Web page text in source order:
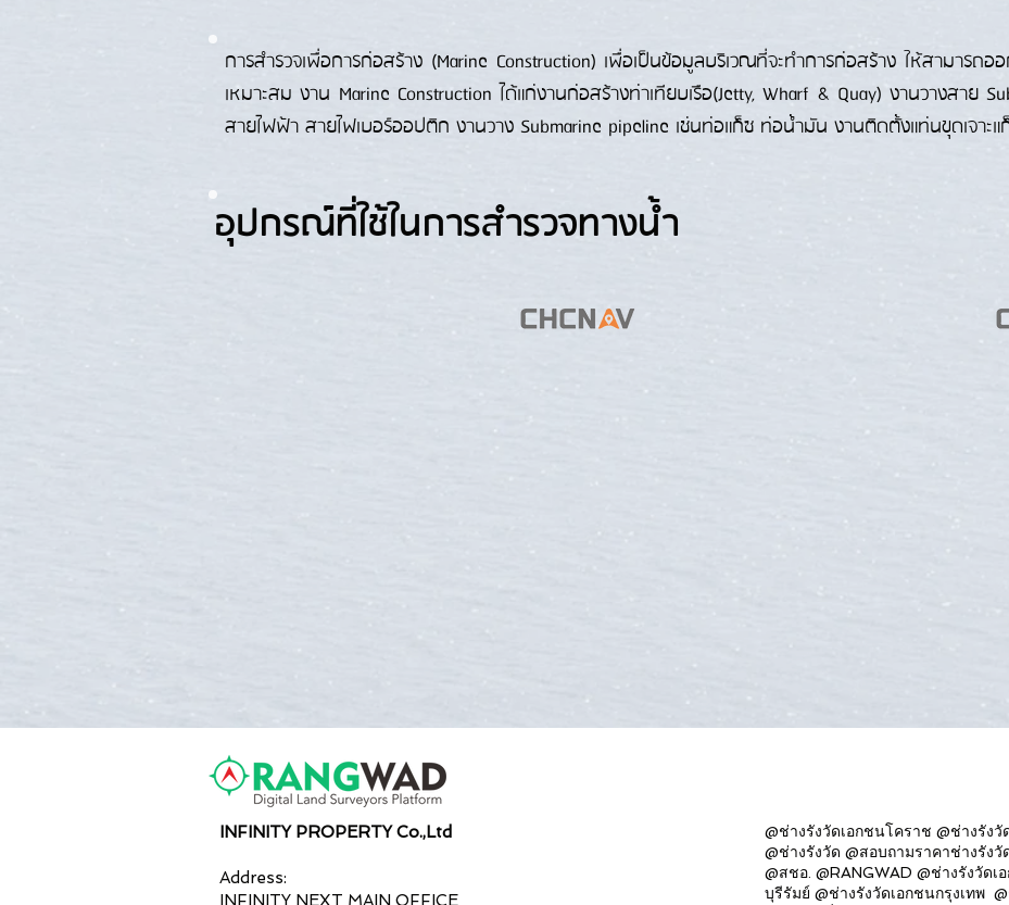
การสำรวจเพื่อการก่อสร้าง (Marine Construction) เพื่อเป็นข้อมูลบริเวณที่จะทำการก่อสร้าง ให้สามารถ
เหมาะสม งาน Marine Construction ได้แก่งานก่อสร้างท่าเทียบเรือ(Jetty, Wharf & Quay) งานวางสาย
สายไฟฟ้า สายไฟเบอร์ออปติก งานวาง Submarine pipeline เช่นท่อแก็ซ ท่อน้ำมัน งานติดตั้งแท่นขุดเจาะแ
อุปกรณ์ที่ใช้ในการสำรวจทางน้ำ
INFINITY PROPERTY Co.,Ltd
Address:
INFINITY NEXT MAIN OFFICE
@ช่างรังวัดเอกชนโคราช @ช่างรัง
@ช่างรังวัด @สอบถามราคาช่างรัง
@สชอ. @RANGWAD @ช่างรังวัด
บุรีรัมย์ @ช่างรังวัดเอกชนกรุงเทพ